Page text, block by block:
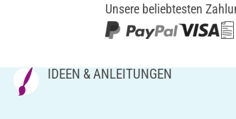
Unsere beliebtesten
IDEEN & ANLEITUNGEN